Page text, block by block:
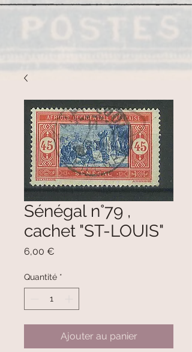
Sénégal n°79 ,
cachet "ST-LOUIS"
6,00 €
Quantité *
Ajouter au panier